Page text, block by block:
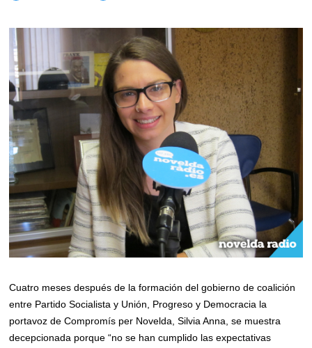
Cuatro meses después de la formación del gobierno de coalición
entre Partido Socialista y Unión, Progreso y Democracia la
portavoz de Compromís per Novelda, Silvia Anna, se muestra
decepcionada porque “no se han cumplido las expectativas